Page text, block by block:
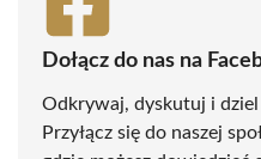
Dołącz do nas na
Odkrywaj, dyskutuj i dziel
Przyłącz się do naszej